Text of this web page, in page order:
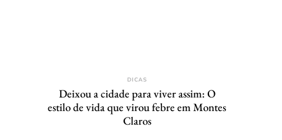
DICAS
Deixou a cidade para viver assim: O
estilo de vida que virou febre em Montes
Claros